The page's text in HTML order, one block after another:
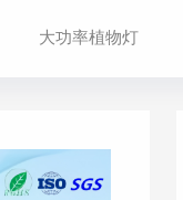
大功率植物灯